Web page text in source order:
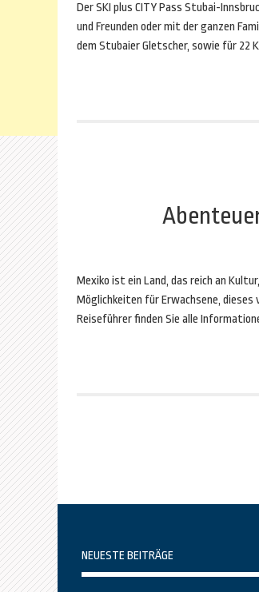
Der SKI plus CITY Pass Stubai-
und Freunden oder mit der ganzen
dem Stubaier Gletscher, sowie für 22
Mexiko ist ein Land, das reich an
Möglichkeiten für Erwachsene, dieses
Reiseführer finden Sie alle
NEUESTE BEITRÄGE